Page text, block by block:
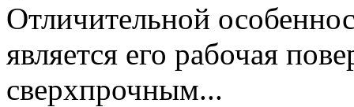
Отличительной
является его рабочая
сверхпрочным...